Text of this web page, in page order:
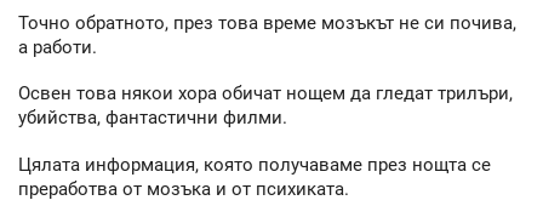
Точно обратното, през това време мозъкът не си почива,
а работи.
Освен това някои хора обичат нощем да гледат трилъри,
убийства, фантастични филми.
Цялата информация, която получаваме през нощта се
преработва от мозъка и от психиката.